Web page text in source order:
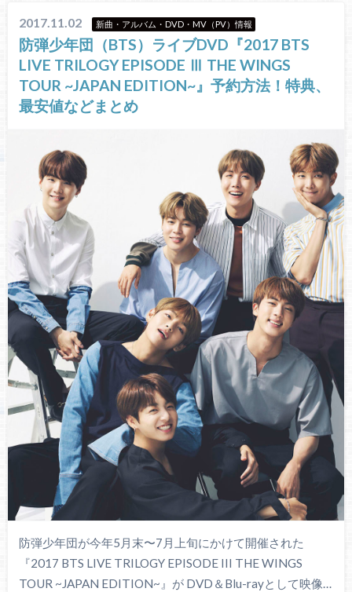
2017.11.02 新曲・アルバム・DVD・MV（PV）情報
防弾少年団（BTS）ライブDVD『2017 BTS
LIVE TRILOGY EPISODE Ⅲ THE WINGS
TOUR ~JAPAN EDITION~』予約方法！特典、
最安値などまとめ
防弾少年団が今年5月末〜7月上旬にかけて開催された
『2017 BTS LIVE TRILOGY EPISODE III THE WINGS
TOUR ~JAPAN EDITION~』が DVD＆Blu-rayとして映像…